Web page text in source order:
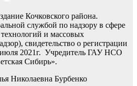
Кочковского района.
службой по надзору в сфере
и массовых
свидетельство о регистрации
2021г. Учредитель ГАУ НСО
Сибирь».
Николаевна Бурбенко